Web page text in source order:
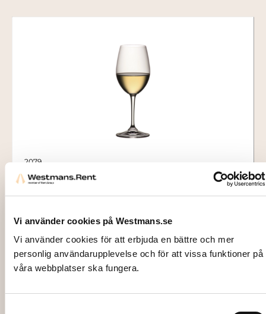
Vi använder cookies på Westmans.se
Vi använder cookies för att erbjuda en bättre och mer
personlig användarupplevelse och för att vissa funktioner på
våra webbplatser ska fungera.
2079
VINGLAS, Riedel Deg White Wine
Lägg till i varukorg